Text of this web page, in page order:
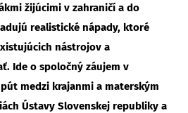
žijúcimi v zahraničí a do
realistické nápady, ktoré
nástrojov a
Ide o spoločný záujem v
medzi krajanmi a materským
Ústavy Slovenskej republiky a